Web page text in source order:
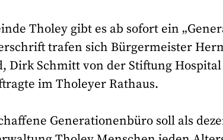
Tholey gibt es ab sofort ein
trafen sich Bürgermeister
Dirk Schmitt von der Stiftung
im Tholeyer Rathaus.
Generationenbüro soll als